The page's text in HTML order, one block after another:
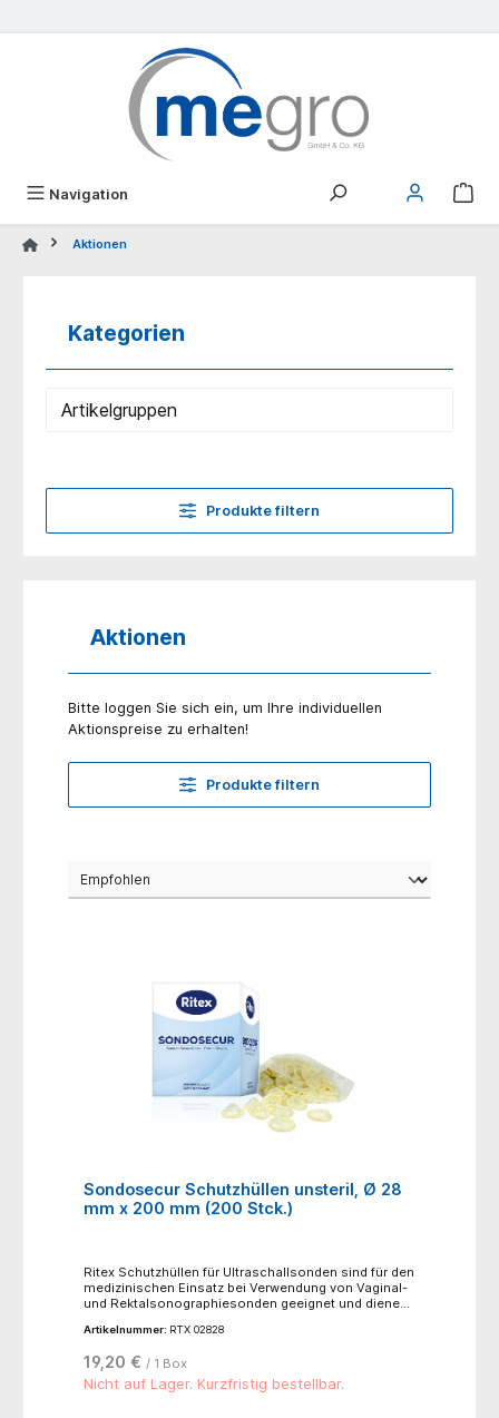
Navigation
Aktionen
Kategorien
Artikelgruppen
Produkte filtern
Aktionen
Bitte loggen Sie sich ein, um Ihre individuellen
Aktionspreise zu erhalten!
Produkte filtern
Sondosecur Schutzhüllen unsteril, Ø 28
mm x 200 mm (200 Stck.)
Ritex Schutzhüllen für Ultraschallsonden sind für den
medizinischen Einsatz bei Verwendung von Vaginal-
und Rektalsonographiesonden geeignet und dienen
Infektionsübertragungen. Jede Schutzhülle wird
transparent- Oberflächenstruktur: glatte Oberfläche-
Form: zylindrisch- Material: Naturkautschuklatex-
Beschichtung: trocken, gepudert- Made in Germany
Artikelnummer: RTX 02828
19,20 € / 1 Box
Nicht auf Lager. Kurzfristig bestellbar.